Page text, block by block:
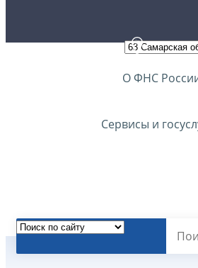
О ФНС
Сервисы и